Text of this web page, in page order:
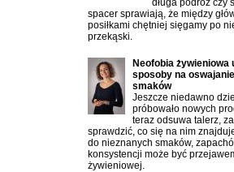
długa podróż czy
spacer sprawiają, że między
posiłkami chętniej sięgamy po
przekąski.
Neofobia żywieniowa
sposoby na
smaków
Jeszcze niedawno
próbowało nowych
teraz odsuwa talerz,
sprawdzić, co się na nim
do nieznanych smaków,
konsystencji może być
żywieniowej.